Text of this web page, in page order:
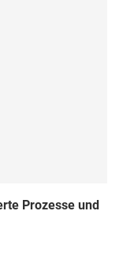
Prozesse und